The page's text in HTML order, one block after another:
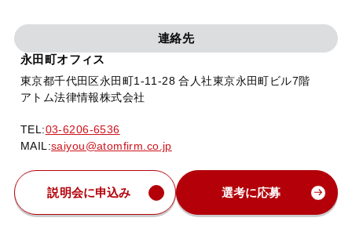
連絡先
永田町オフィス
東京都千代田区永田町1-11-28 合人社東京永田町ビル7階
アトム法律情報株式会社
TEL:03-6206-6536
MAIL:saiyou@atomfirm.co.jp
説明会に申込み 選考に応募